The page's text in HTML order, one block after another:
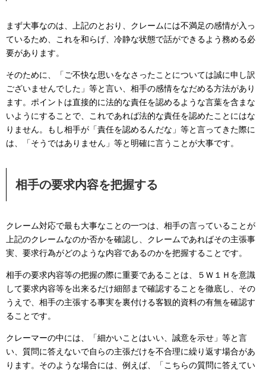
まず大事なのは、上記のとおり、クレームには不満足の感情が入っ
ているため、これを和らげ、冷静な状態で話ができるよう務める必
要があります。
そのために、「ご不快な思いをなさったことについては誠に申し訳
ございませんでした」等と言い、相手の感情をなだめる方法があり
ます。ポイントは直接的に法的な責任を認めるような言葉を含まな
いようにすることで、これであれば法的な責任を認めたことにはな
りません。もし相手が「責任を認めるんだな」等と言ってきた際に
は、「そうではありません」等と明確に言うことが大事です。
相手の要求内容を把握する
クレーム対応で最も大事なことの一つは、相手の言っていることが
上記のクレームなのか否かを確認し、クレームであればその主張事
実、要求行為がどのような内容であるのかを把握することです。
相手の要求内容等の把握の際に重要であることは、５Ｗ１Ｈを意識
して要求内容等を出来るだけ細部まで確認することを徹底し、その
うえで、相手の主張する事実を裏付ける客観的資料の有無を確認す
ることです。
クレーマーの中には、「細かいことはいい、誠意を示せ」等と言
い、質問に答えないで自らの主張だけを不合理に繰り返す場合があ
ります。そのような場合には、例えば、「こちらの質問に答えてい